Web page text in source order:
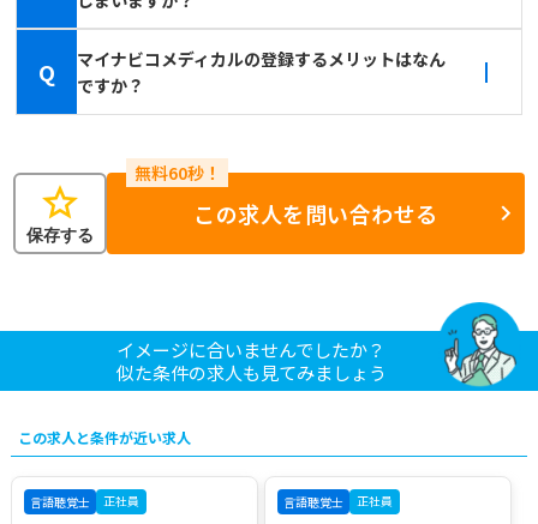
Q
マイナビコメディカルの登録するメリットはなん
ですか？
star
保存する
この求人を問い合わせる
イメージに合いませんでしたか？
似た条件の求人も見てみましょう
この求人と条件が近い求人
言語聴覚士 正社員 言語聴覚士 正社員